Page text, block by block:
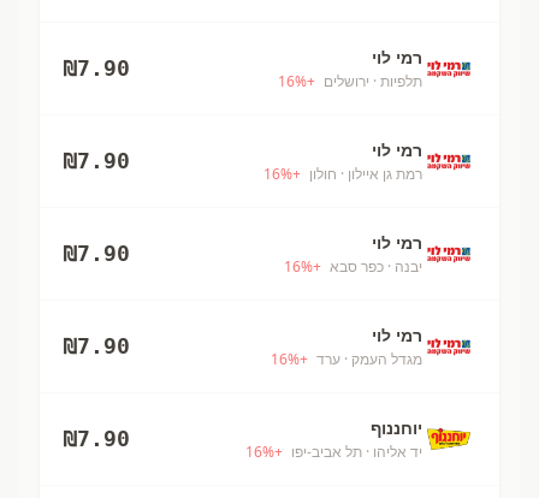
רמי לוי
תלפיות · ירושלים +
16%
₪7.90
רמי לוי
רמת גן איילון · חולון +
16%
₪7.90
רמי לוי
יבנה · כפר סבא +
16%
₪7.90
רמי לוי
מגדל העמק · ערד +
16%
₪7.90
יוחננוף
יד אליהו · תל אביב-יפו +
16%
₪7.90